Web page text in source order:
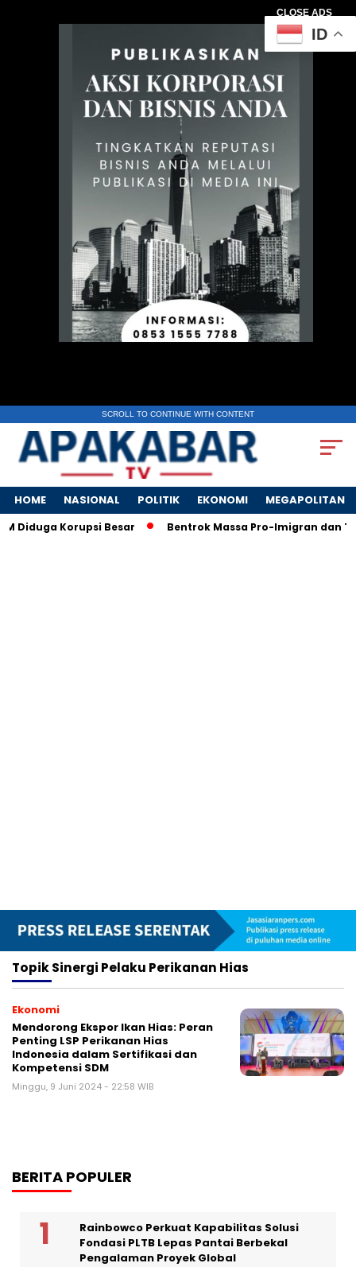
CLOSE ADS
SCROLL TO CONTINUE WITH CONTENT
HOME NASIONAL POLITIK EKONOMI MEGAPOLITAN
Diduga Korupsi Besar Bentrok Massa Pro-Imigran dan
TopikSinergi Pelaku Perikanan Hias
Ekonomi
Mendorong Ekspor Ikan Hias: Peran
Penting LSP Perikanan Hias
Indonesia dalam Sertifikasi dan
Kompetensi SDM
Minggu, 9 Juni 2024 - 22:58 WIB
BERITA POPULER
Rainbowco Perkuat Kapabilitas Solusi
Fondasi PLTB Lepas Pantai Berbekal
Pengalaman Proyek Global
ID